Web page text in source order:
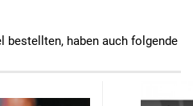
bestellten, haben auch folgende